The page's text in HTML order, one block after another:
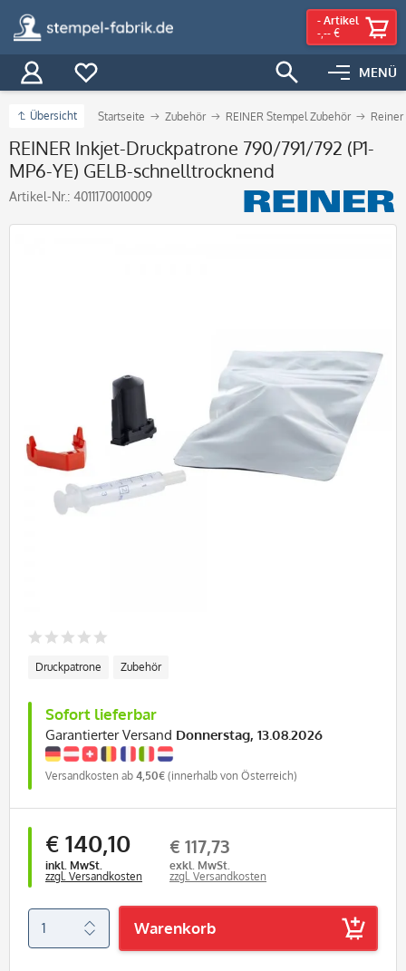
MENÜ
- Artikel
-,-- €
Übersicht Startseite Zubehör REINER Stempel Zubehör
REINER Inkjet-Druckpatrone 790/791/792 (P1-
MP6-YE) GELB-schnelltrocknend
Artikel-Nr.: 4011170010009
Druckpatrone Zubehör
Sofort lieferbar
Garantierter Versand Donnerstag, 13.08.2026
Versandkosten ab 4,50€ (innerhalb von Österreich)
€ 140,10
inkl. MwSt.
zzgl. Versandkosten
€ 117,73
exkl. MwSt.
zzgl. Versandkosten
Warenkorb